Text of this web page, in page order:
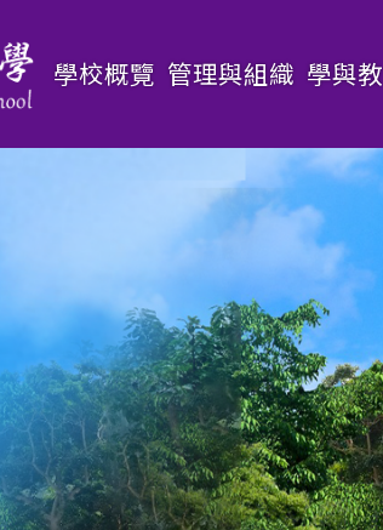
Main
navigation
學校概覽 管理與組織 學與教